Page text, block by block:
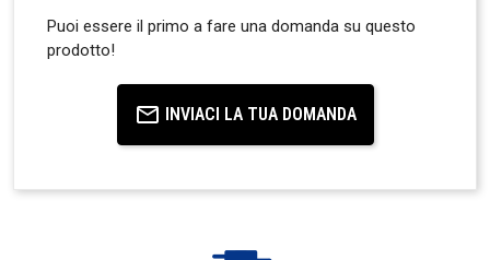
Puoi essere il primo a fare una domanda su questo
prodotto!
INVIACI LA TUA DOMANDA